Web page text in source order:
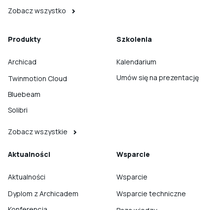
Zobacz wszystko
Produkty
Archicad
Twinmotion Cloud
Bluebeam
Solibri
Zobacz wszystkie
Szkolenia
Kalendarium
Umów się na prezentację
Aktualności
Aktualności
Dyplom z Archicadem
Wsparcie
Wsparcie
Wsparcie techniczne